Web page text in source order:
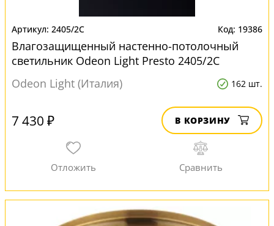
2405/2C 19386
Влагозащищенный настенно-потолочный
светильник Odeon Light Presto 2405/2C
Odeon Light (Италия)
162 шт.
7 430 ₽ В КОРЗИНУ